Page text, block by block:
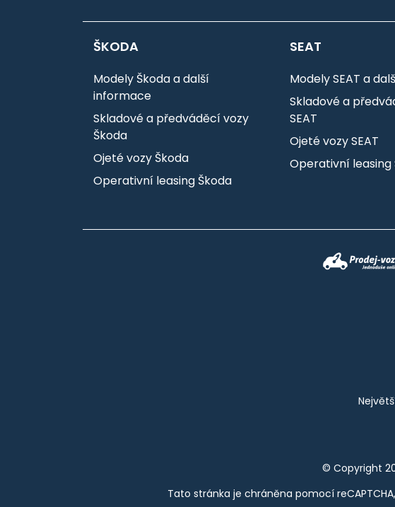
ŠKODA
Modely Škoda a další
informace
Skladové a předváděcí vozy
Škoda
Ojeté vozy Škoda
Operativní leasing Škoda
SEAT
Modely SEAT a
Skladové a
SEAT
Ojeté vozy SEAT
Operativní leasing
© Copyright
Tato stránka je chráněna pomocí